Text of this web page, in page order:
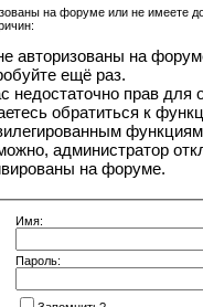
на форуме или не имеете
авторизованы на
ещё раз.
недостаточно прав
обратиться к
администратор
на форуме.
Имя:
Пароль: